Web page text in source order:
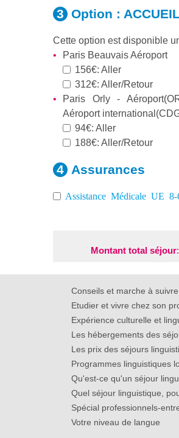
Option :
Cette option est disponible
Paris Beauvais Aéroport
156€: Aller
312€: Aller/Retour
Paris Orly -
Aéroport
94€: Aller
188€: Aller/Retour
Assurances
Assistance Médicale UE
Montant total séjour:
Conseils et marche à suivre
Etudier et vivre chez son
Expérience culturelle et
Les hébergements des
Les prix des séjours
Programmes linguistiques
Qu'est-ce qu'un séjour
Quel séjour linguistique,
Spécial professionnels-
Votre niveau de langue